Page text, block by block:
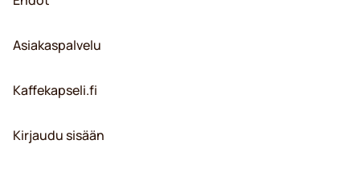
Asiakaspalvelu
Kaffekapseli.fi
Kirjaudu sisään